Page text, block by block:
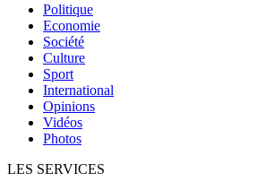
Politique
Economie
Société
Culture
Sport
International
Opinions
Vidéos
Photos
LES SERVICES